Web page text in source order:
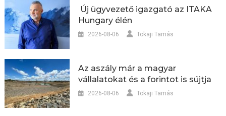
Új ügyvezető igazgató az ITAKA
Hungary élén
2026-08-06 Tokaji Tamás
Az aszály már a magyar
vállalatokat és a forintot is sújtja
2026-08-06 Tokaji Tamás